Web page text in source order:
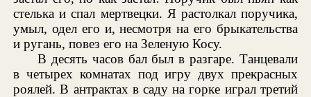
стелька и спал мертвецки. Я растолкал поручика,
умыл, одел его и, несмотря на его брыкательства
и ругань, повез его на Зеленую Косу.
В десять часов бал был в разгаре. Танцевали
в четырех комнатах под игру двух прекрасных
роялей. В антрактах в саду на горке играл третий